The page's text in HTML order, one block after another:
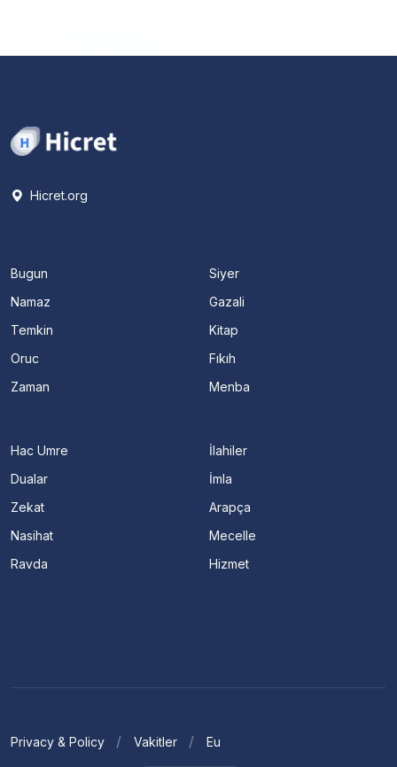
Hicret.org
Bugun
Namaz
Temkin
Oruc
Zaman
Siyer
Gazali
Kitap
Fıkıh
Menba
Hac Umre
Dualar
Zekat
Nasihat
Ravda
İlahiler
İmla
Arapça
Mecelle
Hizmet
Privacy & Policy Vakitler Eu